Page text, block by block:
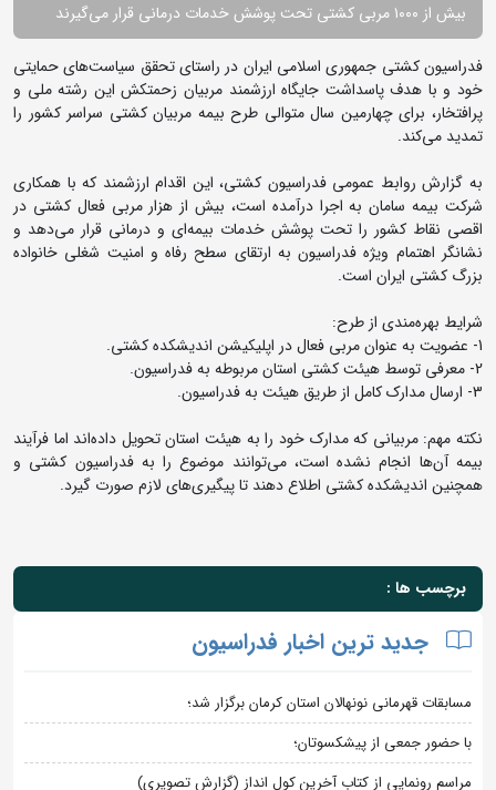
بیش از ۱۰۰۰ مربی کشتی تحت پوشش خدمات درمانی قرار می‌گیرند
فدراسیون کشتی جمهوری اسلامی ایران در راستای تحقق سیاست‌های حمایتی
خود و با هدف پاسداشت جایگاه ارزشمند مربیان زحمتکش این رشته ملی و
پرافتخار، برای چهارمین سال متوالی طرح بیمه مربیان کشتی سراسر کشور را
تمدید می‌کند.
به گزارش روابط عمومی فدراسیون کشتی، این اقدام ارزشمند که با همکاری
شرکت بیمه سامان به اجرا درآمده است، بیش از هزار مربی فعال کشتی در
اقصی نقاط کشور را تحت پوشش خدمات بیمه‌ای و درمانی قرار می‌دهد و
نشانگر اهتمام ویژه فدراسیون به ارتقای سطح رفاه و امنیت شغلی خانواده
بزرگ کشتی ایران است.
شرایط بهره‌مندی از طرح:
1- عضویت به عنوان مربی فعال در اپلیکیشن اندیشکده کشتی.
2- معرفی توسط هیئت کشتی استان مربوطه به فدراسیون.
3- ارسال مدارک کامل از طریق هیئت به فدراسیون.
نکته مهم: مربیانی که مدارک خود را به هیئت استان تحویل داده‌اند اما فرآیند
بیمه آن‌ها انجام نشده است، می‌توانند موضوع را به فدراسیون کشتی و
همچنین اندیشکده کشتی اطلاع دهند تا پیگیری‌های لازم صورت گیرد.
برچسب ها :
جدید ترین اخبار فدراسیون
مسابقات قهرمانی نونهالان استان کرمان برگزار شد؛
با حضور جمعی از پیشکسوتان؛
مراسم رونمایی از کتاب آخرین کول انداز (گزارش تصویری)